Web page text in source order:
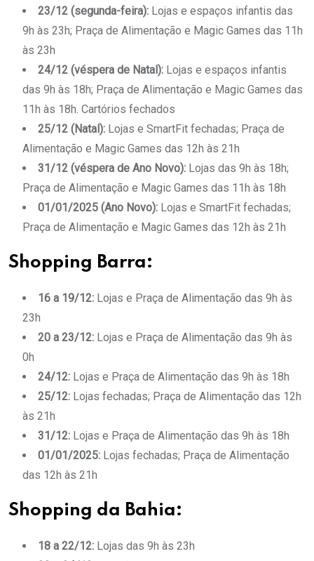
23/12 (segunda-feira): Lojas e espaços infantis das
9h às 23h; Praça de Alimentação e Magic Games das 11h
às 23h
24/12 (véspera de Natal): Lojas e espaços infantis
das 9h às 18h; Praça de Alimentação e Magic Games das
11h às 18h. Cartórios fechados
25/12 (Natal): Lojas e SmartFit fechadas; Praça de
Alimentação e Magic Games das 12h às 21h
31/12 (véspera de Ano Novo): Lojas das 9h às 18h;
Praça de Alimentação e Magic Games das 11h às 18h
01/01/2025 (Ano Novo): Lojas e SmartFit fechadas;
Praça de Alimentação e Magic Games das 12h às 21h
Shopping Barra:
16 a 19/12: Lojas e Praça de Alimentação das 9h às
23h
20 a 23/12: Lojas e Praça de Alimentação das 9h às
0h
24/12: Lojas e Praça de Alimentação das 9h às 18h
25/12: Lojas fechadas; Praça de Alimentação das 12h
às 21h
31/12: Lojas e Praça de Alimentação das 9h às 18h
01/01/2025: Lojas fechadas; Praça de Alimentação
das 12h às 21h
Shopping da Bahia:
18 a 22/12: Lojas das 9h às 23h